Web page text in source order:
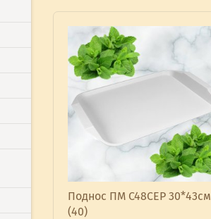
Поднос ПМ С48СЕР 30*43см
(40)